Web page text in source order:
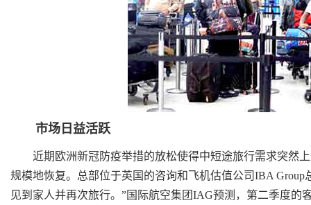
市场日益活跃
近期欧洲新冠防疫举措的放松使得中短途旅行需求突然上
规模地恢复。总部位于英国的咨询和飞机估值公司IBA Group
见到家人并再次旅行。”国际航空集团IAG预测，第二季度的